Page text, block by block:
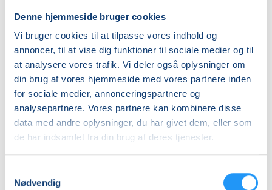
Denne hjemmeside bruger cookies
Vi bruger cookies til at tilpasse vores indhold og
annoncer, til at vise dig funktioner til sociale medier og til
at analysere vores trafik. Vi deler også oplysninger om
din brug af vores hjemmeside med vores partnere inden
for sociale medier, annonceringspartnere og
analysepartnere. Vores partnere kan kombinere disse
data med andre oplysninger, du har givet dem, eller som
de har indsamlet fra din brug af deres tjenester.
Nødvendig
Ledig-FRB
DKK 375,00
Studerende-KBH
DKK 372,00
Studerende-FRB
DKK 375,00
Unge (18-25 år)-KBH
Info